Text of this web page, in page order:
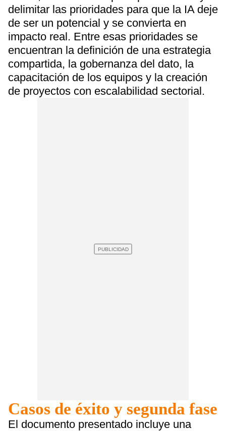
delimitar las prioridades para que la IA deje
de ser un potencial y se convierta en
impacto real. Entre esas prioridades se
encuentran la definición de una estrategia
compartida, la gobernanza del dato, la
capacitación de los equipos y la creación
de proyectos con escalabilidad sectorial.
Casos de éxito y segunda fase
El documento presentado incluye una